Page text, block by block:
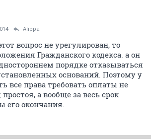
Alippa
вопрос не урегулирован, то
Гражданского кодекса. а он
порядке отказываться
оснований. Поэтому у
все права требовать оплаты не
а вообще за весь срок
его окончания.